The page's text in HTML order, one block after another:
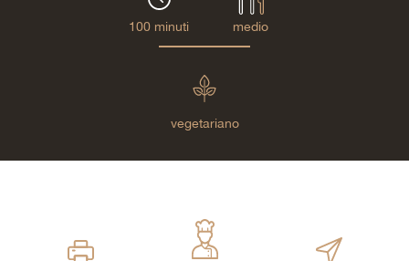
100 minuti medio
vegetariano